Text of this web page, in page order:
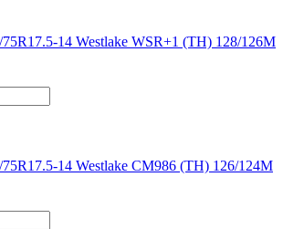
14 Westlake WSR+1 (TH) 128/126M
14 Westlake CM986 (TH) 126/124M